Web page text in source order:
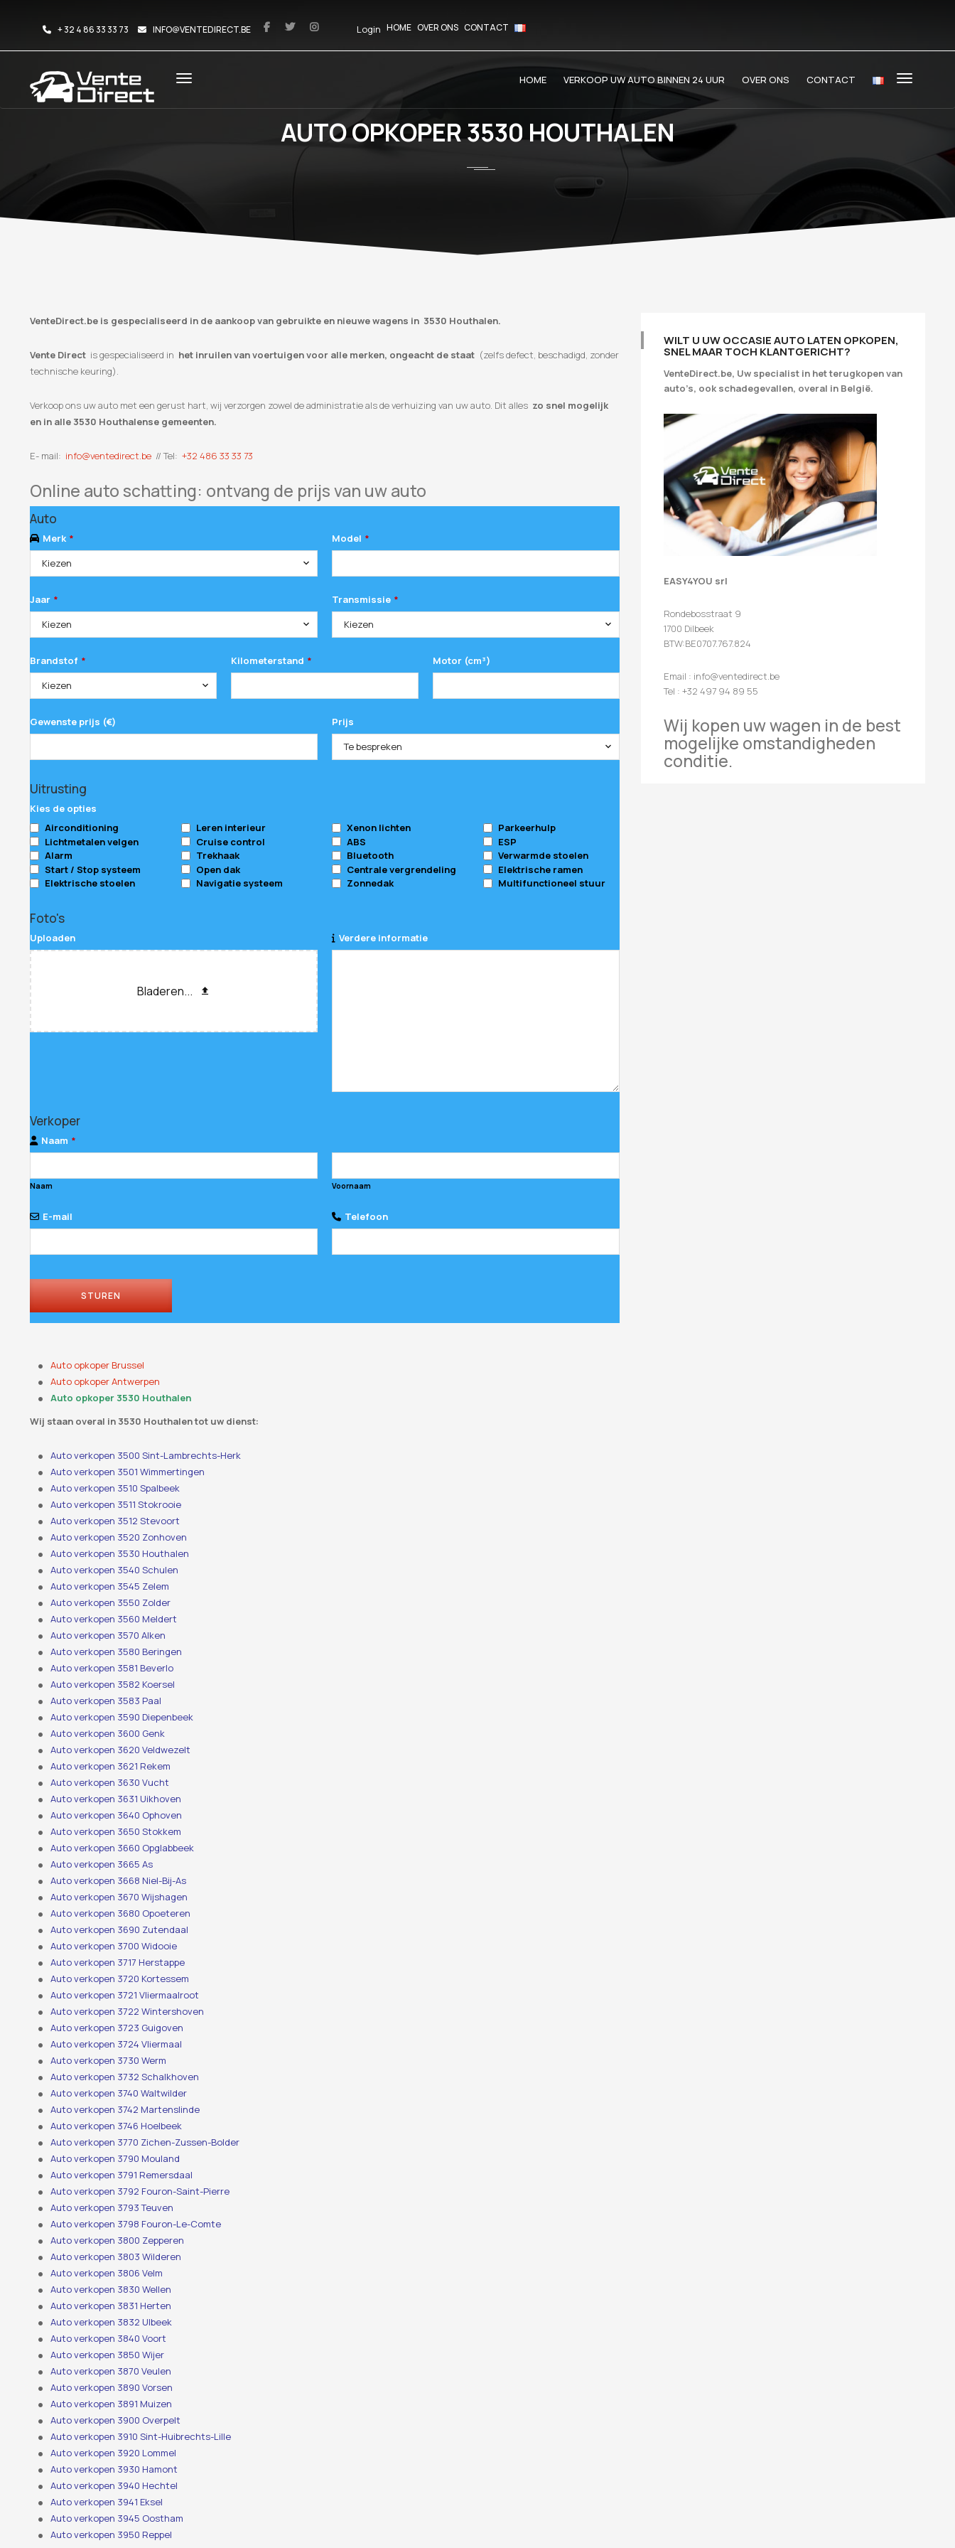
+ 32 4 86 33 33 73 INFO@VENTEDIRECT.BE Login HOME OVER ONS CONTACT
HOME VERKOOP UW AUTO BINNEN 24 UUR OVER ONS CONTACT
AUTO OPKOPER 3530 HOUTHALEN
VenteDirect.be is gespecialiseerd in de aankoop van gebruikte en nieuwe wagens in 3530 Houthalen.
Vente Direct is gespecialiseerd in het inruilen van voertuigen voor alle merken, ongeacht de staat (zelfs defect, beschadigd, zonder
technische keuring).
Verkoop ons uw auto met een gerust hart, wij verzorgen zowel de administratie als de verhuizing van uw auto. Dit alles zo snel mogelijk
en in alle 3530 Houthalense gemeenten.
E- mail: info@ventedirect.be // Tel: +32 486 33 33 73
Online auto schatting: ontvang de prijs van uw auto
Auto
Merk *
Kiezen
Model *
Jaar *
Kiezen
Transmissie *
Kiezen
Brandstof *
Kiezen
Kilometerstand * Motor (cm³)
Gewenste prijs (€)
Prijs
Te bespreken
Uitrusting
Kies de opties
Airconditioning
Leren interieur Xenon lichten
Parkeerhulp
Lichtmetalen velgen
Cruise control ABS
ESP
Alarm
Trekhaak Bluetooth
Verwarmde stoelen
Start / Stop systeem
Open dak Centrale vergrendeling
Elektrische ramen
Elektrische stoelen
Navigatie systeem Zonnedak Multifunctioneel stuur
Email
Address
Foto's
Uploaden
Bladeren...
Verdere informatie
Verkoper
Naam *
Naam Voornaam
E-mail Telefoon
STUREN
Auto opkoper Brussel
Auto opkoper Antwerpen
Auto opkoper 3530 Houthalen
Wij staan ​​overal in 3530 Houthalen tot uw dienst:
Auto verkopen 3500 Sint-Lambrechts-Herk
Auto verkopen 3501 Wimmertingen
Auto verkopen 3510 Spalbeek
Auto verkopen 3511 Stokrooie
Auto verkopen 3512 Stevoort
Auto verkopen 3520 Zonhoven
Auto verkopen 3530 Houthalen
Auto verkopen 3540 Schulen
Auto verkopen 3545 Zelem
Auto verkopen 3550 Zolder
Auto verkopen 3560 Meldert
Auto verkopen 3570 Alken
Auto verkopen 3580 Beringen
Auto verkopen 3581 Beverlo
Auto verkopen 3582 Koersel
Auto verkopen 3583 Paal
Auto verkopen 3590 Diepenbeek
Auto verkopen 3600 Genk
Auto verkopen 3620 Veldwezelt
Auto verkopen 3621 Rekem
Auto verkopen 3630 Vucht
Auto verkopen 3631 Uikhoven
Auto verkopen 3640 Ophoven
Auto verkopen 3650 Stokkem
Auto verkopen 3660 Opglabbeek
Auto verkopen 3665 As
Auto verkopen 3668 Niel-Bij-As
Auto verkopen 3670 Wijshagen
Auto verkopen 3680 Opoeteren
Auto verkopen 3690 Zutendaal
Auto verkopen 3700 Widooie
Auto verkopen 3717 Herstappe
Auto verkopen 3720 Kortessem
Auto verkopen 3721 Vliermaalroot
Auto verkopen 3722 Wintershoven
Auto verkopen 3723 Guigoven
Auto verkopen 3724 Vliermaal
Auto verkopen 3730 Werm
Auto verkopen 3732 Schalkhoven
Auto verkopen 3740 Waltwilder
Auto verkopen 3742 Martenslinde
Auto verkopen 3746 Hoelbeek
Auto verkopen 3770 Zichen-Zussen-Bolder
Auto verkopen 3790 Mouland
Auto verkopen 3791 Remersdaal
Auto verkopen 3792 Fouron-Saint-Pierre
Auto verkopen 3793 Teuven
Auto verkopen 3798 Fouron-Le-Comte
Auto verkopen 3800 Zepperen
Auto verkopen 3803 Wilderen
Auto verkopen 3806 Velm
Auto verkopen 3830 Wellen
Auto verkopen 3831 Herten
Auto verkopen 3832 Ulbeek
Auto verkopen 3840 Voort
Auto verkopen 3850 Wijer
Auto verkopen 3870 Veulen
Auto verkopen 3890 Vorsen
Auto verkopen 3891 Muizen
Auto verkopen 3900 Overpelt
Auto verkopen 3910 Sint-Huibrechts-Lille
Auto verkopen 3920 Lommel
Auto verkopen 3930 Hamont
Auto verkopen 3940 Hechtel
Auto verkopen 3941 Eksel
Auto verkopen 3945 Oostham
Auto verkopen 3950 Reppel
WILT U UW OCCASIE AUTO LATEN OPKOPEN,
SNEL MAAR TOCH KLANTGERICHT?
VenteDirect.be, Uw specialist in het terugkopen van
auto’s, ook schadegevallen, overal in België.
EASY4YOU srl
Rondebosstraat 9
1700 Dilbeek
BTW:BE0707.767.824
Email : info@ventedirect.be
Tel : +32 497 94 89 55
Wij kopen uw wagen in de best
mogelijke omstandigheden
conditie.